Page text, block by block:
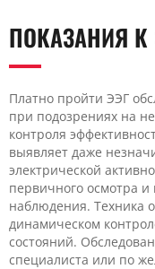
ПОКАЗАНИЯ К
Платно пройти ЭЭГ
при подозрениях на
контроля
выявляет даже
электрической
первичного осмотра и
наблюдения. Техника
динамическом
состояний.
специалиста или по